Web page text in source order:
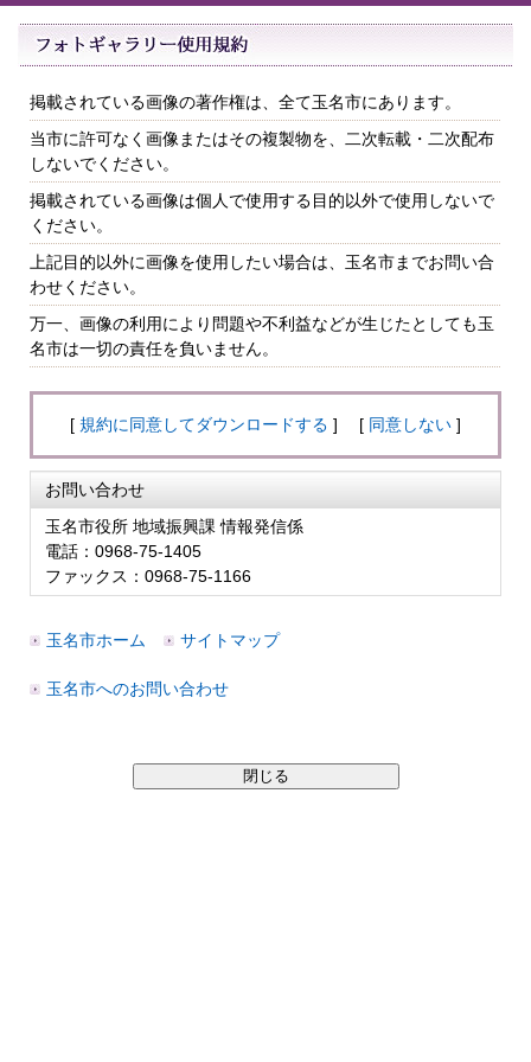
掲載されている画像の著作権は、全て玉名市にあります。
当市に許可なく画像またはその複製物を、二次転載・二次配布
しないでください。
掲載されている画像は個人で使用する目的以外で使用しないで
ください。
上記目的以外に画像を使用したい場合は、玉名市までお問い合
わせください。
万一、画像の利用により問題や不利益などが生じたとしても玉
名市は一切の責任を負いません。
[ 規約に同意してダウンロードする ] [ 同意しない ]
お問い合わせ
玉名市役所 地域振興課 情報発信係
電話：0968-75-1405
ファックス：0968-75-1166
玉名市ホーム サイトマップ
玉名市へのお問い合わせ